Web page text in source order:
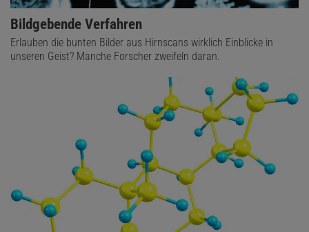
Bildgebende Verfahren
Erlauben die bunten Bilder aus Hirnscans wirklich Einblicke in
unseren Geist? Manche Forscher zweifeln daran.